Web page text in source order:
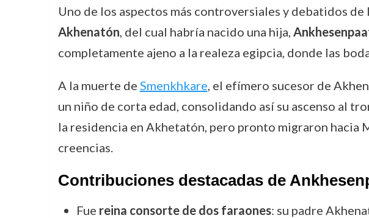
Uno de los aspectos más controversiales y debatidos
Akhenatón, del cual habría nacido una hija,
completamente ajeno a la realeza egipcia, donde las
A la muerte de Smenkhkare, el efímero sucesor de
un niño de corta edad, consolidando así su ascenso al
la residencia en Akhetatón, pero pronto migraron hacia
creencias.
Contribuciones destacadas de
Fue reina consorte de dos faraones: su padre